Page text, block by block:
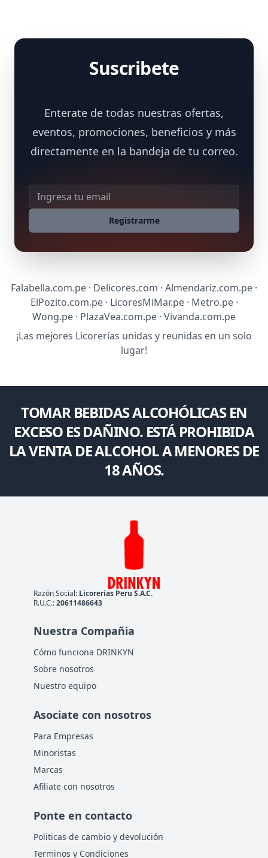
Suscribete
Enterate de todas nuestras ofertas,
eventos, promociones, beneficios y más
directamente en la bandeja de tu correo.
Dirección de correo
Registrarme
Falabella.com.pe · Delicores.com · Almendariz.com.pe ·
ElPozito.com.pe · LicoresMiMar.pe · Metro.pe ·
Wong.pe · PlazaVea.com.pe · Vivanda.com.pe
¡Las mejores Licorerías unidas y reunidas en un solo
lugar!
TOMAR BEBIDAS ALCOHÓLICAS EN
EXCESO ES DAÑINO. ESTÁ PROHIBIDA
LA VENTA DE ALCOHOL A MENORES DE
18 AÑOS.
Razón Social: Licorerias Peru S.A.C.
R.U.C.:20611486643
Nuestra Compañia
Cómo funciona DRINKYN
Sobre nosotros
Nuestro equipo
Asociate con nosotros
Para Empresas
Minoristas
Marcas
Afiliate con nosotros
Ponte en contacto
Politicas de cambio y devolución
Terminos y Condiciones